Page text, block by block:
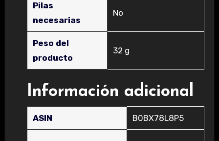
Pilas
necesarias
‎No
Peso del
producto
‎32 g
Información adicional
ASIN B0BX78L8P5